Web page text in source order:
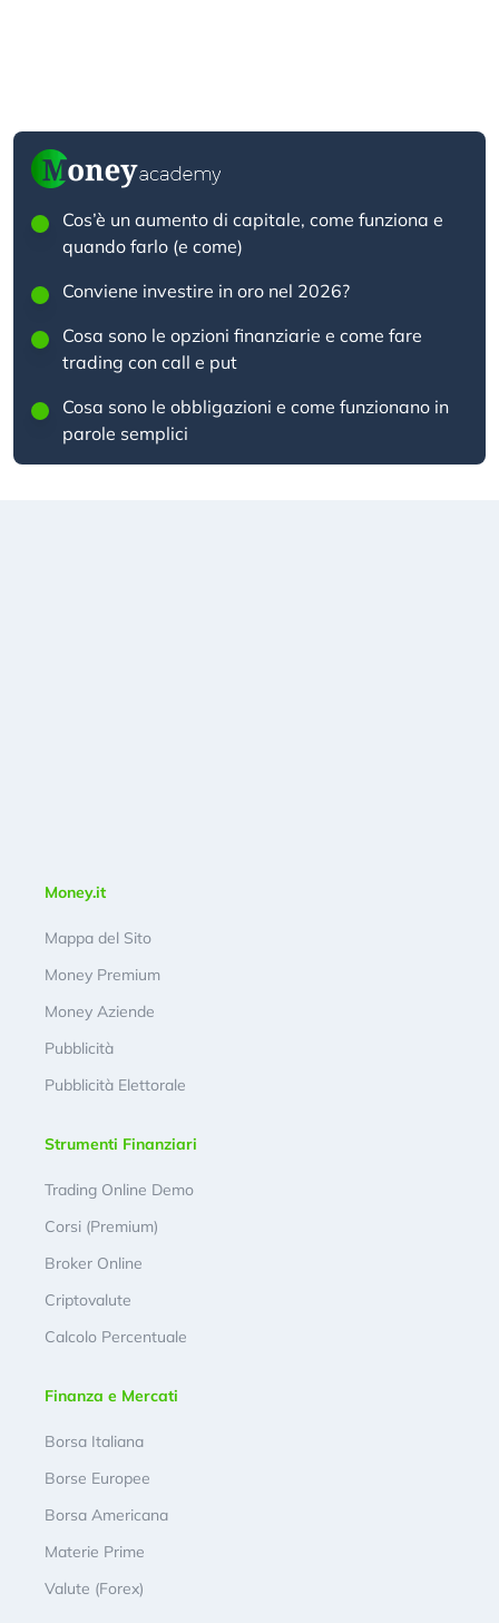
Cos’è un aumento di capitale, come funziona e
quando farlo (e come)
Conviene investire in oro nel 2026?
Cosa sono le opzioni finanziarie e come fare
trading con call e put
Cosa sono le obbligazioni e come funzionano in
parole semplici
Money.it
Mappa del Sito
Money Premium
Money Aziende
Pubblicità
Pubblicità Elettorale
Strumenti Finanziari
Trading Online Demo
Corsi (Premium)
Broker Online
Criptovalute
Calcolo Percentuale
Finanza e Mercati
Borsa Italiana
Borse Europee
Borsa Americana
Materie Prime
Valute (Forex)